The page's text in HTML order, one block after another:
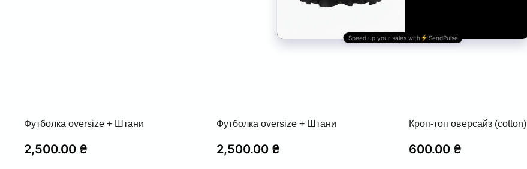
Футболка oversize + Штани
2,500.00 ₴
Футболка oversize + Штани
2,500.00 ₴
Кроп-топ оверсайз (cotton)
600.00 ₴